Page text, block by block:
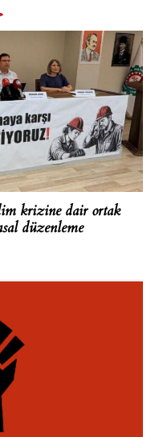
krizine dair ortak
düzenleme